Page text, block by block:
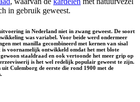
in gebruik geweest.
in Nederland niet in zwang geweest. De soort
was variabel. Voor beide werd ondermeer
met manilla gecombineerd met kernen van sisal
voornamelijk ontwikkeld omdat het met blote
staaldraad en ook vertoonde het meer grip op
is het wel redelijk populair geweest te zijn.
Culemborg de eerste die rond 1900 met de